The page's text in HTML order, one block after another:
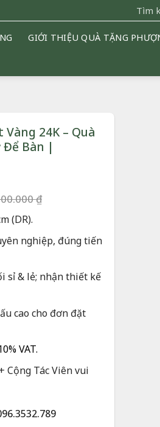
Tìm
GIỚI THIỆU QUÀ TẶNG
24K – Quà
Để Bàn |
₫Giá
gốc
2.000.000 ₫.
Giá
hiện
là:
(DR).
nghiệp, đúng tiến
sỉ & lẻ; nhận thiết kế
cao cho đơn đặt
VAT.
Cộng Tác Viên vui